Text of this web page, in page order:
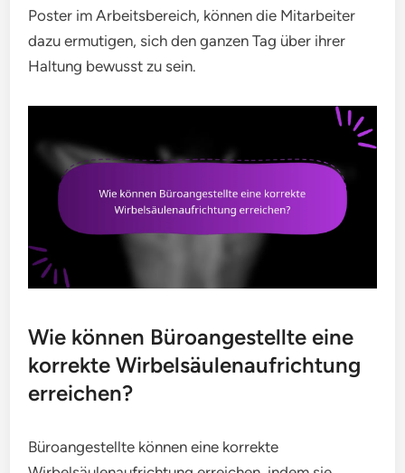
Poster im Arbeitsbereich, können die Mitarbeiter
dazu ermutigen, sich den ganzen Tag über ihrer
Haltung bewusst zu sein.
Wie können Büroangestellte eine
korrekte Wirbelsäulenaufrichtung
erreichen?
Büroangestellte können eine korrekte